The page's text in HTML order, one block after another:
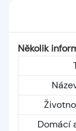
Několik
Domácí